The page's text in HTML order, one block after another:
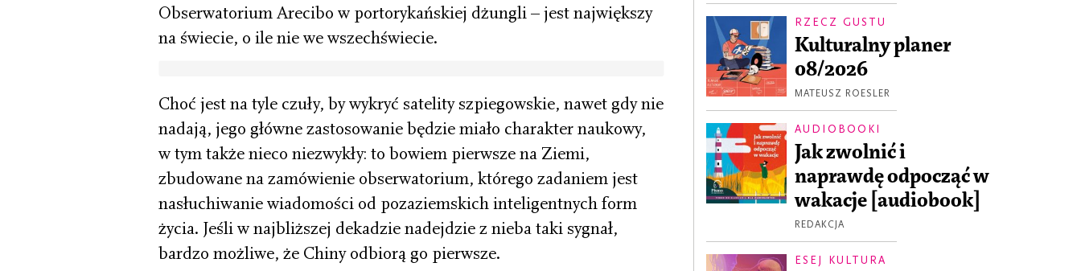
Obserwatorium Arecibo w portorykańskiej dżungli – jest największy
na świecie, o ile nie we wszechświecie.
Choć jest na tyle czuły, by wykryć satelity szpiegowskie, nawet gdy nie
nadają, jego główne zastosowanie będzie miało charakter naukowy,
w tym także nieco niezwykły: to bowiem pierwsze na Ziemi,
zbudowane na zamówienie obserwatorium, którego zadaniem jest
nasłuchiwanie wiadomości od pozaziemskich inteligentnych form
życia. Jeśli w najbliższej dekadzie nadejdzie z nieba taki sygnał,
bardzo możliwe, że Chiny odbiorą go pierwsze.
RZECZ GUSTU
Kulturalny planer
08/2026
MATEUSZ ROESLER
AUDIOBOOKI
Jak zwolnić i
naprawdę odpocząć w
wakacje [audiobook]
REDAKCJA
ESEJ KULTURA